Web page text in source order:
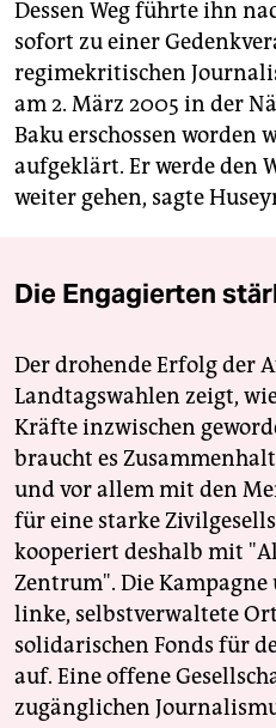
Dessen Weg führte ihn
sofort zu einer
regimekritischen
am 2. März 2005 in der
Baku erschossen worden
aufgeklärt. Er werde den
weiter gehen, sagte
Die Engagierten
Der drohende Erfolg der
Landtagswahlen zeigt,
Kräfte inzwischen
braucht es
und vor allem mit den
für eine starke
kooperiert deshalb mit
Zentrum". Die
linke, selbstverwaltete
solidarischen Fonds für
auf. Eine offene
zugänglichen